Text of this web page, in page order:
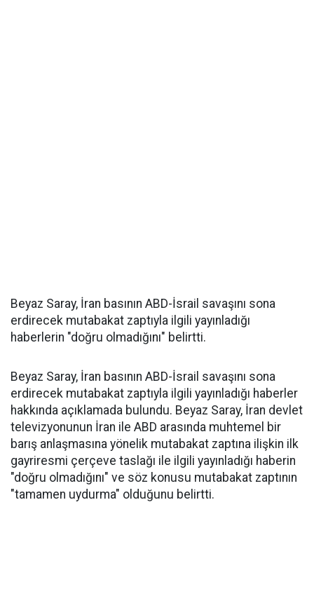
Beyaz Saray, İran basının ABD-İsrail savaşını sona
erdirecek mutabakat zaptıyla ilgili yayınladığı
haberlerin "doğru olmadığını" belirtti.
Beyaz Saray, İran basının ABD-İsrail savaşını sona
erdirecek mutabakat zaptıyla ilgili yayınladığı haberler
hakkında açıklamada bulundu. Beyaz Saray, İran devlet
televizyonunun İran ile ABD arasında muhtemel bir
barış anlaşmasına yönelik mutabakat zaptına ilişkin ilk
gayriresmi çerçeve taslağı ile ilgili yayınladığı haberin
"doğru olmadığını" ve söz konusu mutabakat zaptının
"tamamen uydurma" olduğunu belirtti.